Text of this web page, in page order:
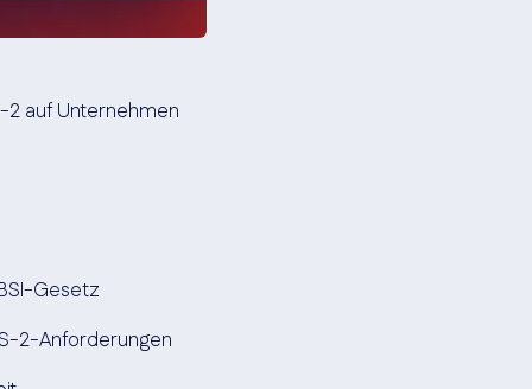
auf Unternehmen
Gesetz
2-Anforderungen